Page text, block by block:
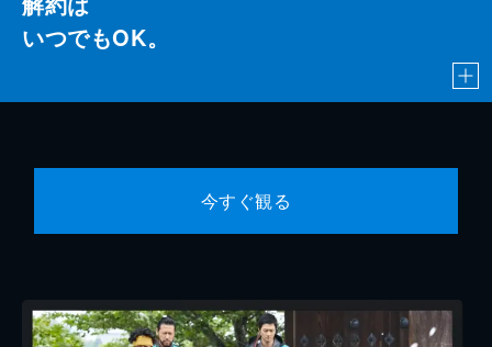
いつでもOK。
今すぐ観る